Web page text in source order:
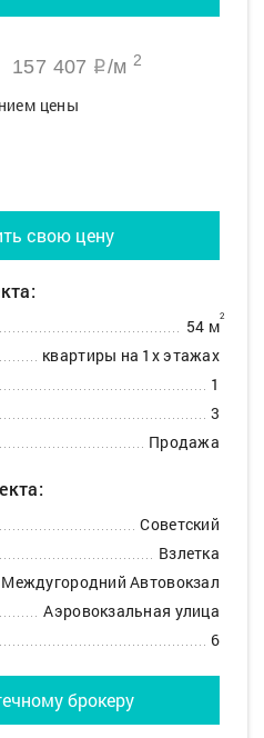
157 407 q/м 2
цены
свою цену
54 м2
квартиры на 1х этажах
1
3
Продажа
Советский
Взлетка
Междугородний Автовокзал
Аэровокзальная улица
6
брокеру